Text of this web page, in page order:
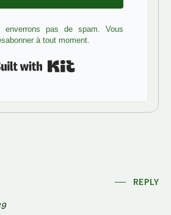
enverrons pas de spam. Vous
à tout moment.
Built with Kit
REPLY